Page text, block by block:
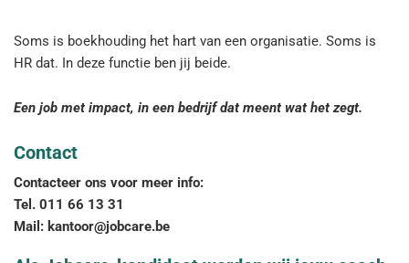
Soms is boekhouding het hart van een organisatie. Soms is
HR dat. In deze functie ben jij beide.
Een job met impact, in een bedrijf dat meent wat het zegt.
Contact
Contacteer ons voor meer info:
Tel. 011 66 13 31
Mail: kantoor@jobcare.be